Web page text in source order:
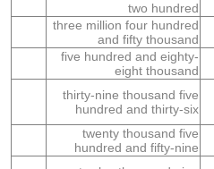
two hundred
three million four hundred
and fifty thousand
five hundred and eighty-
eight thousand
thirty-nine thousand five
hundred and thirty-six
twenty thousand five
hundred and fifty-nine